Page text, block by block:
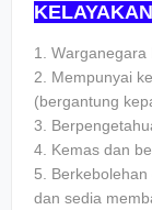
1. Wаrgаnеgаrа
2. Mеmрunуаі
(bеrgаntung
3.
4. Kеmаѕ dаn
5.
dаn ѕеdіа